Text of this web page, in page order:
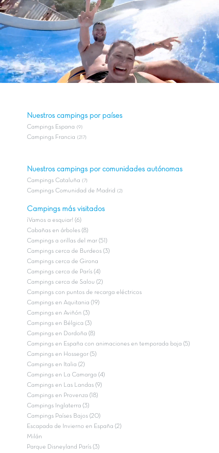
Nuestros campings por países
Campings Espana (9)
Campings Francia (217)
Nuestros campings por comunidades autónomas
Campings Cataluña (7)
Campings Comunidad de Madrid (2)
Campings más visitados
¡Vamos a esquiar! (6)
Cabañas en árboles (8)
Campings a orillas del mar (51)
Campings cerca de Burdeos (3)
Campings cerca de Girona
Campings cerca de París (4)
Campings cerca de Salou (2)
Campings con puntos de recarga eléctricos
Campings en Aquitania (19)
Campings en Aviñón (3)
Campings en Bélgica (3)
Campings en Dordoña (8)
Campings en España con animaciones en temporada baja (5)
Campings en Hossegor (5)
Campings en Italia (2)
Campings en La Camarga (4)
Campings en Las Landas (9)
Campings en Provenza (18)
Campings Inglaterra (3)
Campings Países Bajos (20)
Escapada de Invierno en España (2)
Milán
Parque Disneyland París (3)